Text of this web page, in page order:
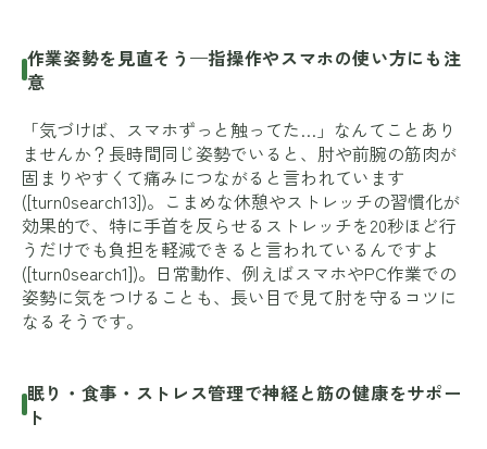
作業姿勢を見直そう—指操作やスマホの使い方にも注
意
「気づけば、スマホずっと触ってた…」なんてことあり
ませんか？長時間同じ姿勢でいると、肘や前腕の筋肉が
固まりやすくて痛みにつながると言われています
([turn0search13])。こまめな休憩やストレッチの習慣化が
効果的で、特に手首を反らせるストレッチを20秒ほど行
うだけでも負担を軽減できると言われているんですよ
([turn0search1])。日常動作、例えばスマホやPC作業での
姿勢に気をつけることも、長い目で見て肘を守るコツに
なるそうです。
眠り・食事・ストレス管理で神経と筋の健康をサポー
ト